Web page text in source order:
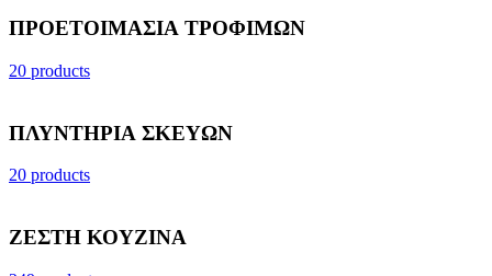
ΠΡΟΕΤΟΙΜΑΣΙΑ ΤΡΟΦΙΜΩΝ
20 products
ΠΛΥΝΤΗΡΙΑ ΣΚΕΥΩΝ
20 products
ΖΕΣΤΗ ΚΟΥΖΙΝΑ